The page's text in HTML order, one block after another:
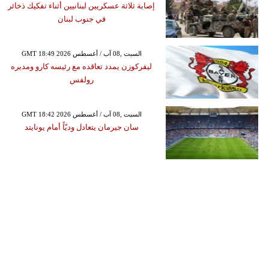
إصابة ثلاثة عسكريين لبنانيين أثناء تفكيك ذخائر
في جنوب لبنان
GMT 18:49 2026 السبت ,08 آب / أغسطس
ليفركوزن يمدد تعاقده مع رئيسه كارو ومديره
رولفس
GMT 18:42 2026 السبت ,08 آب / أغسطس
سان جيرمان يتعادل وديّاً أمام يونايتد